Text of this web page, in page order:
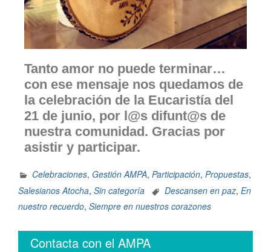
Tanto amor no puede terminar…
con ese mensaje nos quedamos de
la celebración de la Eucaristía del
21 de junio, por l@s difunt@s de
nuestra comunidad. Gracias por
asistir y participar.
Celebraciones, Gestión AMPA, Participación, Propuestas,
Salesianos Atocha, Sin categoría Descansen en paz, En
nuestro recuerdo, Siempre en nuestros corazones
Contacta con el AMPA